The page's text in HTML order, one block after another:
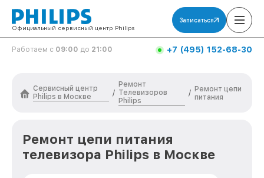
Официальный сервисный центр Philips
Записаться
Работаем с 09:00 до 21:00 +7 (495) 152-68-30
Сервисный центр
Philips в Москве
/
Ремонт
Телевизоров
Philips
/ Ремонт цепи
питания
Ремонт цепи питания
телевизора Philips в Москве